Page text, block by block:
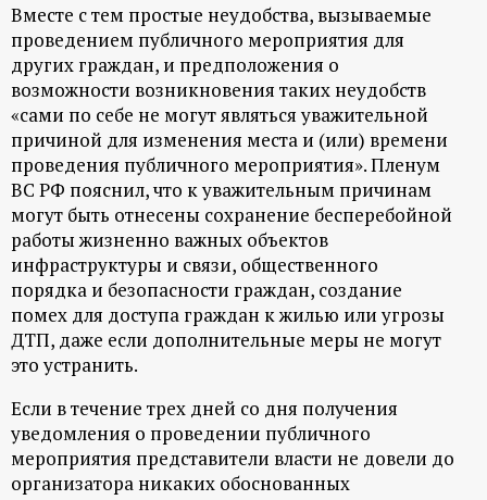
н
н
ы
й
п
о
р
т
а
Вместе с тем простые неудобства, вызываемые
проведением публичного мероприятия для
других граждан, и предположения о
возможности возникновения таких неудобств
«сами по себе не могут являться уважительной
причиной для изменения места и (или) времени
проведения публичного мероприятия». Пленум
ВС РФ пояснил, что к уважительным причинам
могут быть отнесены сохранение бесперебойной
работы жизненно важных объектов
инфраструктуры и связи, общественного
порядка и безопасности граждан, создание
помех для доступа граждан к жилью или угрозы
ДТП, даже если дополнительные меры не могут
это устранить.
Если в течение трех дней со дня получения
уведомления о проведении публичного
мероприятия представители власти не довели до
организатора никаких обоснованных